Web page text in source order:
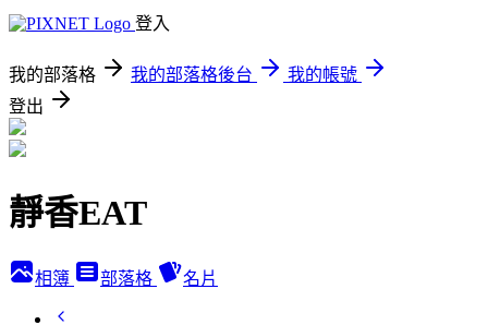
登入
我的部落格 我的部落格後台
我的帳號
登出
靜香EAT
相簿 部落格 名片